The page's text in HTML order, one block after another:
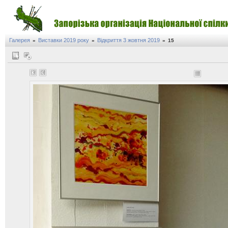
Галерея » Виставки 2019 року » Відкриття 3 жовтня 2019 » 15